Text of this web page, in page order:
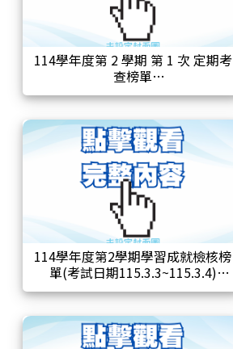
114學年度第 2 學期 第 1 次 定期考
查榜單
114學年度第2學期學習成就檢核榜
單(考試日期115.3.3~115.3.4)